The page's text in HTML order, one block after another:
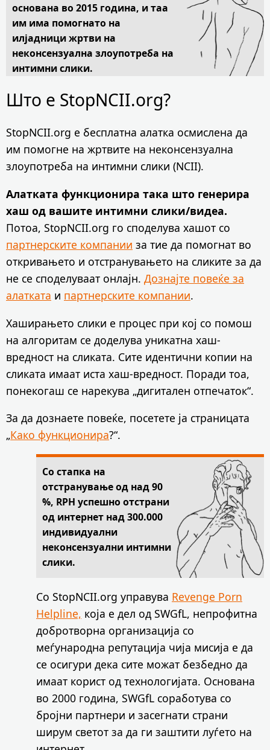
основана во 2015 година, и таа
им има помогнато на
илјадници жртви на
неконсензуална злоупотреба на
интимни слики.
Што е StopNCII.org?
StopNCII.org е бесплатна алатка осмислена да
им помогне на жртвите на неконсензуална
злоупотреба на интимни слики (NCII).
Алатката функционира така што генерира
хаш од вашите интимни слики/видеа.
Потоа, StopNCII.org го споделува хашот со
партнерските компании за тие да помогнат во
откривањето и отстранувањето на сликите за да
не се споделуваат онлајн. Дознајте повеќе за
алатката и партнерските компании.
Хаширањето слики е процес при кој со помош
на алгоритам се доделува уникатна хаш-
вредност на сликата. Сите идентични копии на
сликата имаат иста хаш-вредност. Поради тоа,
понекогаш се нарекува „дигитален отпечаток“.
За да дознаете повеќе, посетете ја страницата
„Како функционира?“.
Со стапка на
отстранување од над 90
%, RPH успешно отстрани
од интернет над 300.000
индивидуални
неконсензуални интимни
слики.
Со StopNCII.org управува Revenge Porn
Helpline, која е дел од SWGfL, непрофитна
добротворна организација со
меѓународна репутација чија мисија е да
се осигури дека сите можат безбедно да
имаат корист од технологијата. Основана
во 2000 година, SWGfL соработува со
бројни партнери и засегнати страни
ширум светот за да ги заштити луѓето на